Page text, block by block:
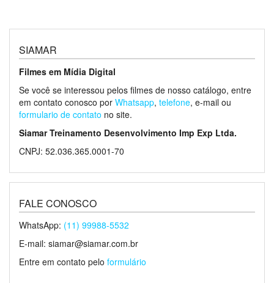
SIAMAR
Filmes em Mídia Digital
Se você se interessou pelos filmes de nosso catálogo, entre
em contato conosco por Whatsapp, telefone, e-mail ou
formulario de contato no site.
Siamar Treinamento Desenvolvimento Imp Exp Ltda.
CNPJ: 52.036.365.0001-70
FALE CONOSCO
WhatsApp: (11) 99988-5532
E-mail: siamar@siamar.com.br
Entre em contato pelo formulário